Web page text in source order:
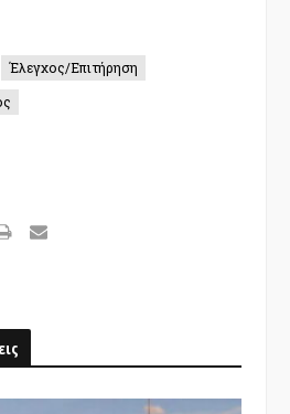
Έλεγχος/Επιτήρηση